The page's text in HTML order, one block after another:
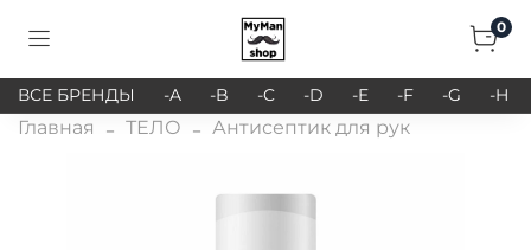
0
ВСЕ БРЕНДЫ -A -B -C -D -E -F -G -H
Главная ТЕЛО Антисептик для рук